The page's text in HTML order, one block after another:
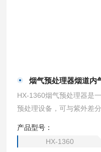
烟气预处理器烟道内
HX-1360烟气预处理器是
预处理设备，可与紫外差
除水及自动排水全流程处
脱水除湿
产品型号：
HX-1360